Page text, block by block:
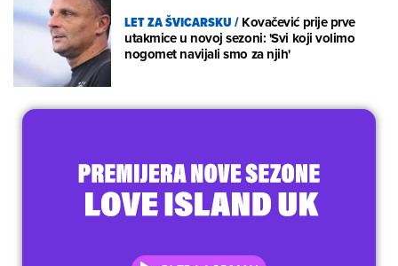
LET ZA ŠVICARSKU/Kovačević prije prve
utakmice u novoj sezoni: 'Svi koji volimo
nogomet navijali smo za njih'